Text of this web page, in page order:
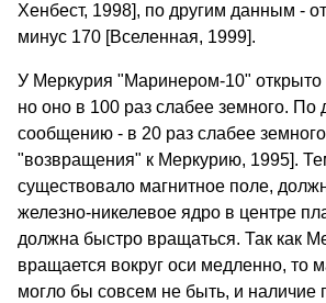
Хенбест, 1998], по другим данным -
минус 170 [Вселенная, 1999].
У Меркурия "Маринером-10" открыто
но оно в 100 раз слабее земного. По
сообщению - в 20 раз слабее
"возвращения" к Меркурию, 1995].
существовало магнитное поле,
железно-никелевое ядро в центре
должна быстро вращаться. Так как
вращается вокруг оси медленно, то
могло бы совсем не быть, и наличие